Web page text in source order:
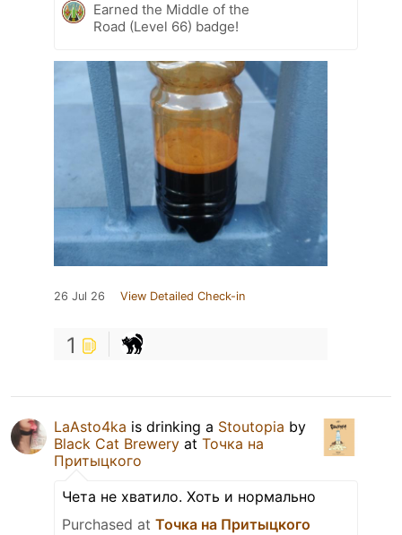
Earned the Middle of the
Road (Level 66) badge!
26 Jul 26 View Detailed Check-in
1
LaAsto4ka is drinking a Stoutopia by
Black Cat Brewery at Точка на
Притыцкого
Чета не хватило. Хоть и нормально
Purchased at Точка на Притыцкого